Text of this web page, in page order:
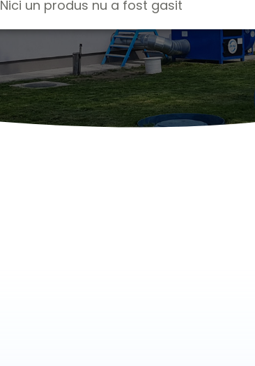
Nici un produs nu a fost gasit